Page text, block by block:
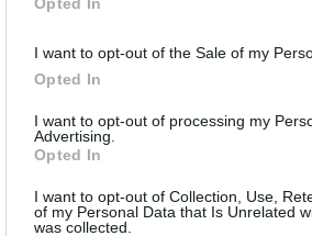
I want to opt-out of the Sale of my
Opted In
I want to opt-out of processing my
Advertising.
Opted In
I want to opt-out of Collection, Use,
of my Personal Data that Is Unrelated
was collected.